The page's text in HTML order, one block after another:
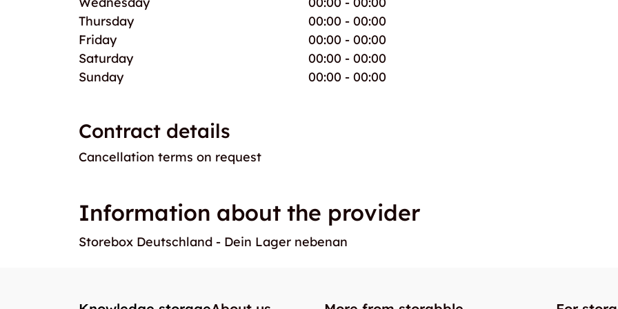
Thursday
00:00 - 00:00
Friday
00:00 - 00:00
Saturday
00:00 - 00:00
Sunday
00:00 - 00:00
Contract details
Cancellation terms on request
Information about the provider
Storebox Deutschland - Dein Lager nebenan